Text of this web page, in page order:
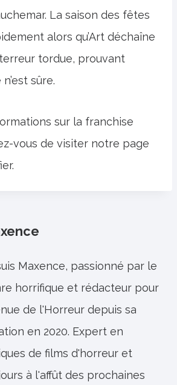
La saison des fêtes
alors qu’Art déchaîne
tordue, prouvant
sûre.
sur la franchise
vous de visiter notre page
Maxence, passionné par le
horrifique et rédacteur pour
de l'Horreur depuis sa
en 2020. Expert en
de films d'horreur et
à l'affût des prochaines